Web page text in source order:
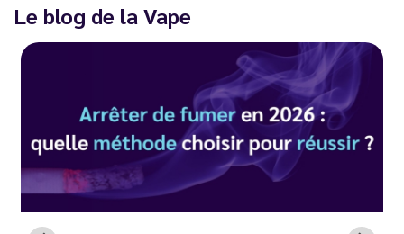
Le blog de la Vape